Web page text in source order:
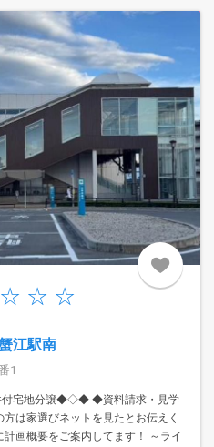
江駅南
1
宅地分譲◆◇◆ ◆資料請求・見学
は家選びネットを見たとお伝えく
画概要をご案内してます！ ～ライ